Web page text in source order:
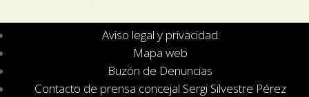
Aviso legal y privacidad
Mapa web
Buzón de Denuncias
Contacto de prensa concejal Sergi Silvestre Pérez